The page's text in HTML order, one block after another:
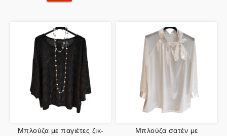
Μπλούζα με παγιέτες ζικ- Μπλούζα σατέν με